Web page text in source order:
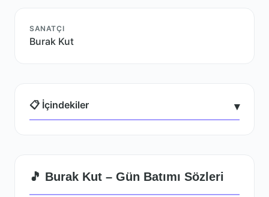
SANATÇI
Burak Kut
📋 İçindekiler ▾
🎵 Burak Kut – Gün Batımı Sözleri